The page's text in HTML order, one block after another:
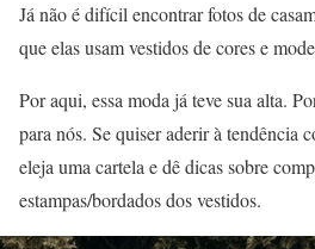
Já não é difícil encontrar fotos de
que elas usam vestidos de cores e
Por aqui, essa moda já teve sua alta.
para nós. Se quiser aderir à tendência
eleja uma cartela e dê dicas sobre
estampas/bordados dos vestidos.